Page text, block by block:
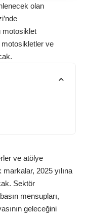
olan
motosiklet
motosikletler ve
ve atölye
2025 yılına
Sektör
mensupları,
geleceğini